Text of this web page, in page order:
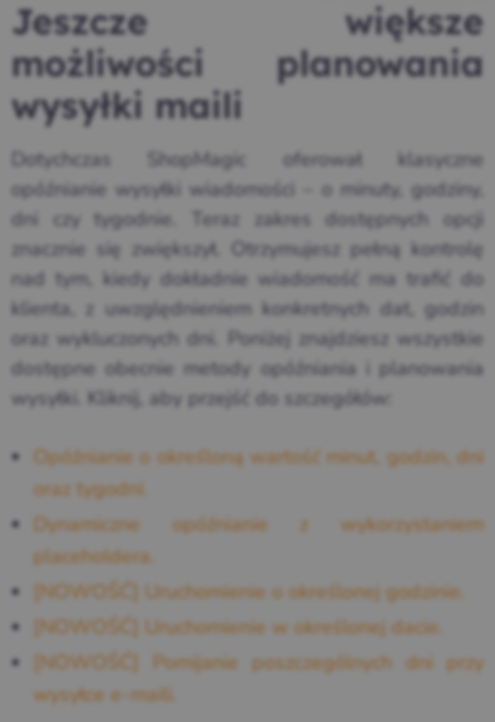
Jeszcze większe
możliwości planowania
wysyłki maili
Dotychczas ShopMagic oferował klasyczne
opóźnianie wysyłki wiadomości – o minuty, godziny,
dni czy tygodnie. Teraz zakres dostępnych opcji
znacznie się zwiększył. Otrzymujesz pełną kontrolę
nad tym, kiedy dokładnie wiadomość ma trafić do
klienta, z uwzględnieniem konkretnych dat, godzin
oraz wykluczonych dni. Poniżej znajdziesz wszystkie
dostępne obecnie metody opóźniania i planowania
wysyłki. Kliknij, aby przejść do szczegółów:
Opóźnianie o określoną wartość minut, godzin, dni
oraz tygodni.
Dynamiczne opóźnianie z wykorzystaniem
placeholdera.
[NOWOŚĆ] Uruchomienie o określonej godzinie.
[NOWOŚĆ] Uruchomienie w określonej dacie.
[NOWOŚĆ] Pomijanie poszczególnych dni przy
wysyłce e-maili.